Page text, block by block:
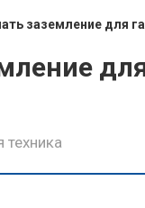
заземление для
техника